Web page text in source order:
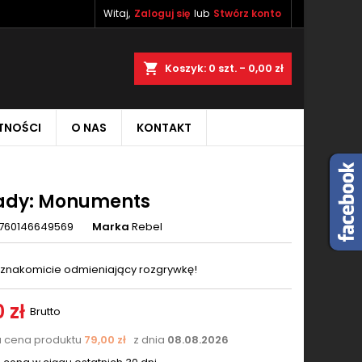
Witaj, Zaloguj się lub Stwórz konto
Koszyk 0 szt. - 0,00 zł
O NAS KONTAKT
Monuments
Marka Rebel
odmieniający rozgrywkę!
zł Brutto
cena produktu 79,00 zł z dnia 08.08.2026